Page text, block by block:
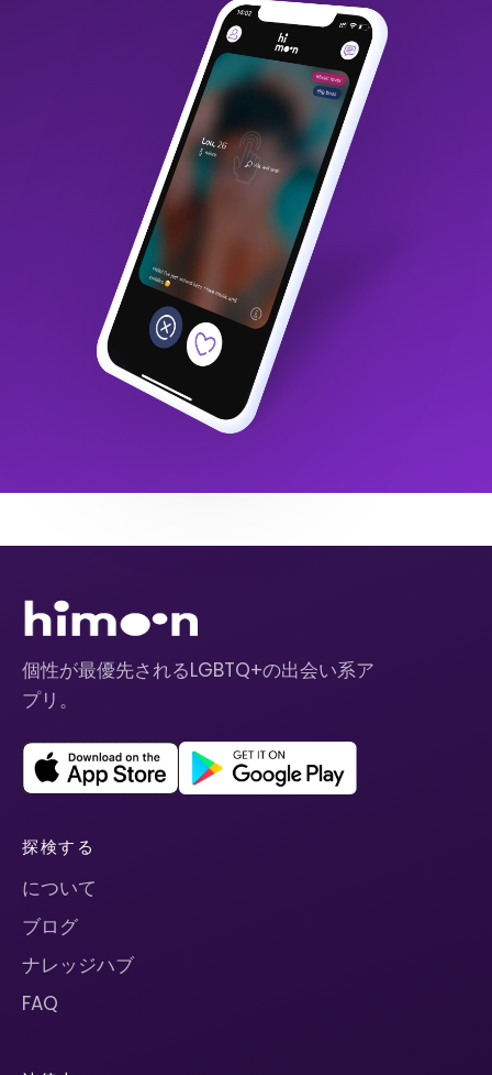
個性が最優先されるLGBTQ+の出会い系ア
プリ。
探検する
について
ブログ
ナレッジハブ
FAQ